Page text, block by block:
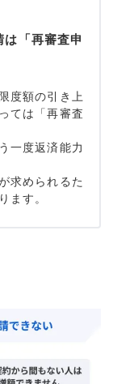
「再審査申
度額の引き上
ては「再審査
一度返済能力
求められるた
ます。